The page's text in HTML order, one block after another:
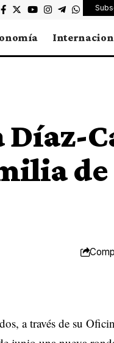
Díaz-
a través de su